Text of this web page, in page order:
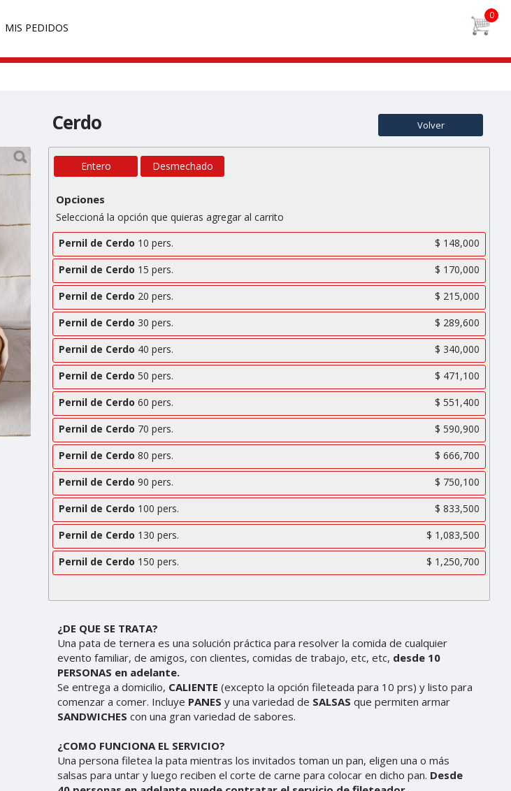
on line41
MIS PEDIDOS
Cerdo Volver
Entero Desmechado
Opciones
Seleccioná la opción que quieras agregar al carrito
Pernil de Cerdo 10 pers.
$ 148,000
Pernil de Cerdo 15 pers.
$ 170,000
Pernil de Cerdo 20 pers.
$ 215,000
Pernil de Cerdo 30 pers.
$ 289,600
Pernil de Cerdo 40 pers.
$ 340,000
Pernil de Cerdo 50 pers.
$ 471,100
Pernil de Cerdo 60 pers.
$ 551,400
Pernil de Cerdo 70 pers.
$ 590,900
Pernil de Cerdo 80 pers.
$ 666,700
Pernil de Cerdo 90 pers.
$ 750,100
Pernil de Cerdo 100 pers.
$ 833,500
Pernil de Cerdo 130 pers.
$ 1,083,500
Pernil de Cerdo 150 pers. $ 1,250,700